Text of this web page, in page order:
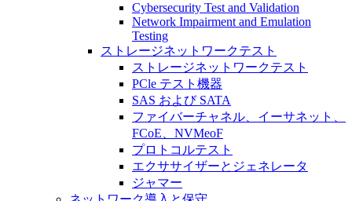
Cybersecurity Test and Validation
Network Impairment and Emulation
Testing
ストレージネットワークテスト
ストレージネットワークテスト
PCle テスト機器
SAS および SATA
ファイバーチャネル、イーサネット、
FCoE、NVMeoF
プロトコルテスト
エクササイザーとジェネレータ
ジャマー